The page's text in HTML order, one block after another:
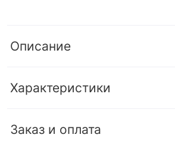
Описание
Характеристики
Заказ и оплата